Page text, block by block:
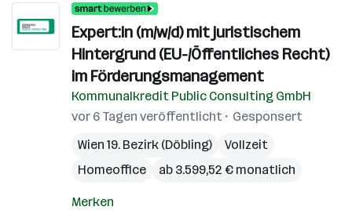
Expert:in (m/w/d) mit juristischem
Hintergrund (EU-/Öffentliches Recht)
im Förderungsmanagement
Kommunalkredit Public Consulting GmbH
vor 6 Tagen veröffentlicht
Gesponsert
Wien 19. Bezirk (Döbling)
Vollzeit
Homeoffice
ab 3.599,52 € monatlich
Merken